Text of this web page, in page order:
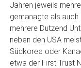
Jahren jeweils
gemanagte als auch
mehrere Dutzend
neben den USA
Südkorea oder
etwa der First Trust